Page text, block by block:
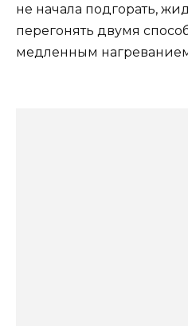
не начала подгорать,
перегонять двумя
медленным